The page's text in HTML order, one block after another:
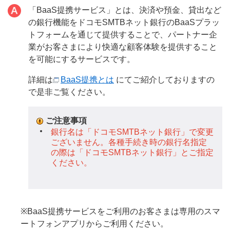
「BaaS提携サービス」とは、決済や預金、貸出など
の銀行機能をドコモSMTBネット銀行のBaaSプラッ
トフォームを通じて提供することで、パートナー企
業がお客さまにより快適な顧客体験を提供すること
を可能にするサービスです。
詳細は BaaS提携とは にてご紹介しておりますの
で是非ご覧ください。
ご注意事項
銀行名は「ドコモSMTBネット銀行」で変更
ございません。各種手続き時の銀行名指定
の際は「ドコモSMTBネット銀行」とご指定
ください。
※BaaS提携サービスをご利用のお客さまは専用のスマ
ートフォンアプリからご利用ください。